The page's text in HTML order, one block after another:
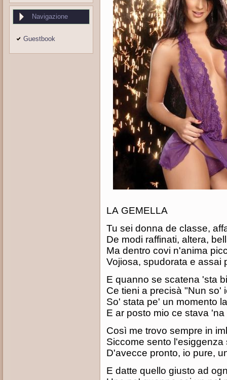
Navigazione
Guestbook
LA GEMELLA
Tu sei donna de classe,
De modi raffinati, altera,
Ma dentro covi n'anima
Vojiosa, spudorata e assai
E quanno se scatena 'sta
Ce tieni a precisà "Nun so'
So' stata pe' un momento
E ar posto mio ce stava
Così me trovo sempre in
Siccome sento l'esiggenza
D'avecce pronto, io pure,
E datte quello giusto ad